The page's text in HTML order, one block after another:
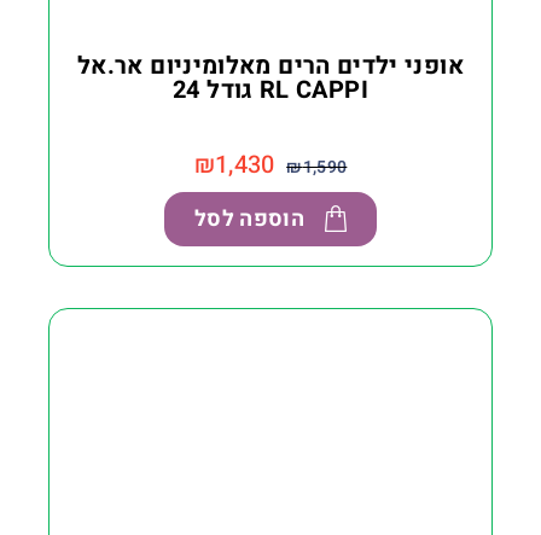
אופני ילדים הרים מאלומיניום אר.אל
RL CAPPI גודל 24
₪1,590
₪1,430
הוספה לסל